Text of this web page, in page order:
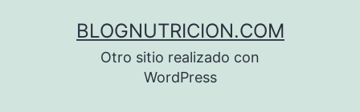
BLOGNUTRICION.COM
Otro sitio realizado con
WordPress